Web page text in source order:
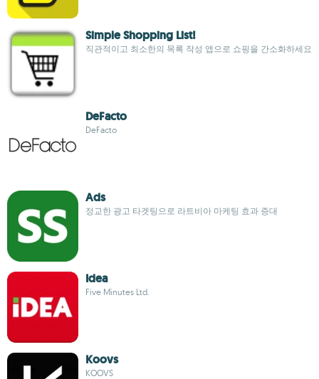
Simple Shopping List!
직관적이고 최소한의 목록 작성 앱으로 쇼핑을 간소화하세요
DeFacto
DeFacto
Ads
정교한 광고 타겟팅으로 라트비아 마케팅 효과 증대
Idea
Five Minutes Ltd.
Koovs
KOOVS